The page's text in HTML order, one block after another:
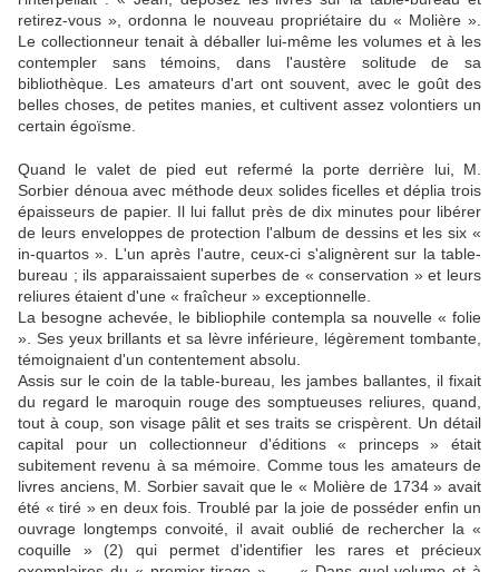
retirez-vous », ordonna le nouveau propriétaire du « Molière ».
Le collectionneur tenait à déballer lui-même les volumes et à les
contempler sans témoins, dans l'austère solitude de sa
bibliothèque. Les amateurs d'art ont souvent, avec le goût des
belles choses, de petites manies, et cultivent assez volontiers un
certain égoïsme.
Quand le valet de pied eut refermé la porte derrière lui, M.
Sorbier dénoua avec méthode deux solides ficelles et déplia trois
épaisseurs de papier. Il lui fallut près de dix minutes pour libérer
de leurs enveloppes de protection l'album de dessins et les six «
in-quartos ». L'un après l'autre, ceux-ci s'alignèrent sur la table-
bureau ; ils apparaissaient superbes de « conservation » et leurs
reliures étaient d'une « fraîcheur » exceptionnelle.
La besogne achevée, le bibliophile contempla sa nouvelle « folie
». Ses yeux brillants et sa lèvre inférieure, légèrement tombante,
témoignaient d'un contentement absolu.
Assis sur le coin de la table-bureau, les jambes ballantes, il fixait
du regard le maroquin rouge des somptueuses reliures, quand,
tout à coup, son visage pâlit et ses traits se crispèrent. Un détail
capital pour un collectionneur d'éditions « princeps » était
subitement revenu à sa mémoire. Comme tous les amateurs de
livres anciens, M. Sorbier savait que le « Molière de 1734 » avait
été « tiré » en deux fois. Troublé par la joie de posséder enfin un
ouvrage longtemps convoité, il avait oublié de rechercher la «
coquille » (2) qui permet d'identifier les rares et précieux